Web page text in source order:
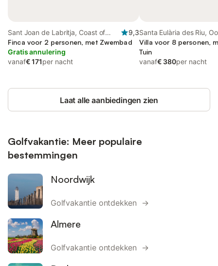
Sant Joan de Labritja, Coast of
Ibiza
9,3
Finca voor 2 personen, met Zwembad
Gratis annulering
vanaf€ 171per nacht
Santa Eulària des Riu,
Villa voor 8 personen,
Tuin
vanaf€ 380per nacht
Laat alle aanbiedingen zien
Golfvakantie: Meer populaire
bestemmingen
Noordwijk
Golfvakantie ontdekken →
Almere
Golfvakantie ontdekken →